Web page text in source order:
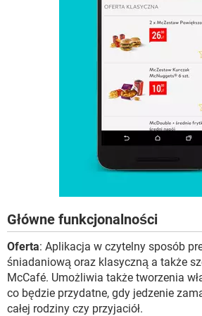
Główne funkcjonalności
Oferta: Aplikacja w czytelny sposób
śniadaniową oraz klasyczną a także
McCafé. Umożliwia także tworzenia
co będzie przydatne, gdy jedzenie
całej rodziny czy przyjaciół.